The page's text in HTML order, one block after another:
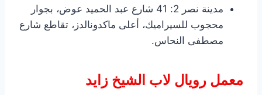
مدينة نصر 2: 41 شارع عبد الحميد عوض، بجوار
محجوب للسيراميك، أعلى ماكدونالدز، تقاطع شارع
مصطفى النحاس.
معمل رويال لاب الشيخ زايد